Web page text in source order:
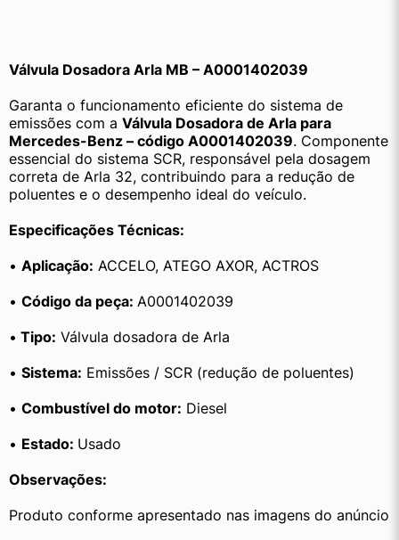
Válvula Dosadora Arla MB – A0001402039
Garanta o funcionamento eficiente do sistema de
emissões com a Válvula Dosadora de Arla para
Mercedes-Benz – código A0001402039. Componente
essencial do sistema SCR, responsável pela dosagem
correta de Arla 32, contribuindo para a redução de
poluentes e o desempenho ideal do veículo.
Especificações Técnicas:
• Aplicação: ACCELO, ATEGO AXOR, ACTROS
• Código da peça: A0001402039
• Tipo: Válvula dosadora de Arla
• Sistema: Emissões / SCR (redução de poluentes)
• Combustível do motor: Diesel
• Estado: Usado
Observações:
Produto conforme apresentado nas imagens do anúncio